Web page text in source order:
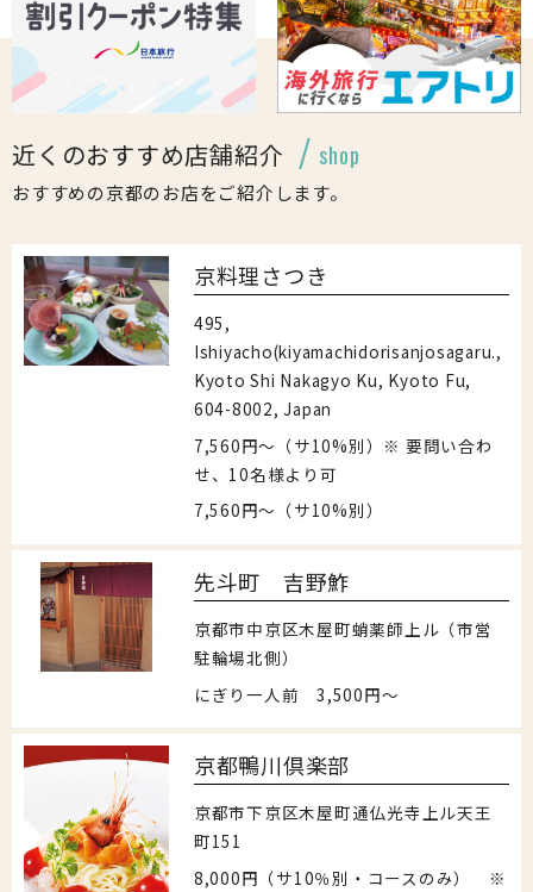
近くのおすすめ店舗紹介 shop
おすすめの京都のお店をご紹介します。
京料理さつき
495,
Ishiyacho(kiyamachidorisanjosagaru.,
Kyoto Shi Nakagyo Ku, Kyoto Fu,
604-8002, Japan
7,560円～（サ10%別）※ 要問い合わ
せ、10名様より可
7,560円～（サ10%別）
先斗町 吉野鮓
京都市中京区木屋町蛸薬師上ル（市営
駐輪場北側）
にぎり一人前 3,500円～
京都鴨川倶楽部
京都市下京区木屋町通仏光寺上ル天王
町151
8,000円（サ10％別・コースのみ） ※